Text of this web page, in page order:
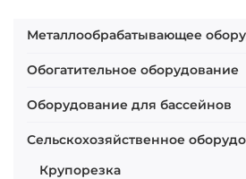
Металлообрабатывающее
Обогатительное оборудование
Оборудование для бассейнов
Сельскохозяйственное
Крупорезка